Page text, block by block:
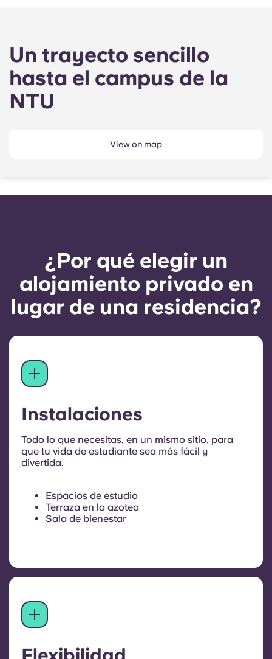
Un trayecto sencillo
hasta el campus de la
NTU
View on map
¿Por qué elegir un
alojamiento privado en
lugar de una residencia?
Instalaciones
Todo lo que necesitas, en un mismo sitio, para
que tu vida de estudiante sea más fácil y
divertida.
Espacios de estudio
Terraza en la azotea
Sala de bienestar
Flexibilidad